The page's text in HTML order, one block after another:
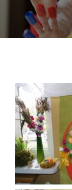
DOKUMENTY
PROJEKTY
WYKUS
KONTAKT